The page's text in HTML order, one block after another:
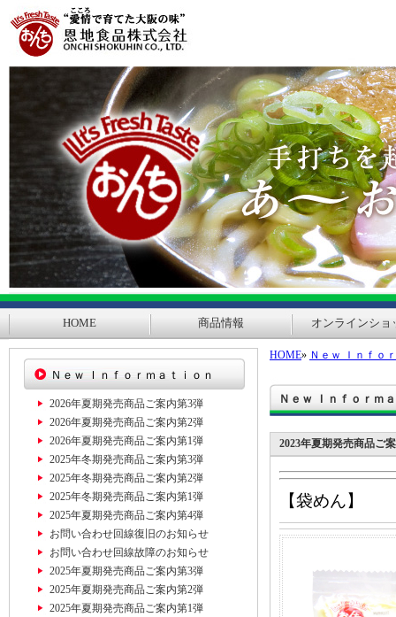
HOME 商品情報 オンラインショ
HOME» Ｎｅｗ Ｉｎｆｏ
Ｎｅｗ Ｉｎｆｏｒｍ
2023年夏期発売商品ご
【袋めん】
Ｎｅｗ Ｉｎｆｏｒｍａｔｉｏｎ
2026年夏期発売商品ご案内第3弾
2026年夏期発売商品ご案内第2弾
2026年夏期発売商品ご案内第1弾
2025年冬期発売商品ご案内第3弾
2025年冬期発売商品ご案内第2弾
2025年冬期発売商品ご案内第1弾
2025年夏期発売商品ご案内第4弾
お問い合わせ回線復旧のお知らせ
お問い合わせ回線故障のお知らせ
2025年夏期発売商品ご案内第3弾
2025年夏期発売商品ご案内第2弾
2025年夏期発売商品ご案内第1弾